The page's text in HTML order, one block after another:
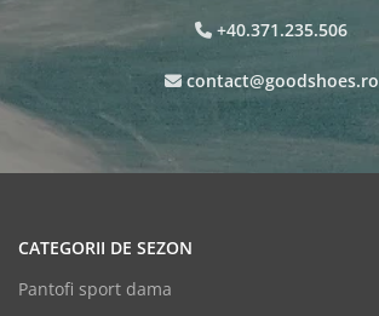
+40.371.235.506
contact@goodshoes.ro
CATEGORII DE SEZON
Pantofi sport dama